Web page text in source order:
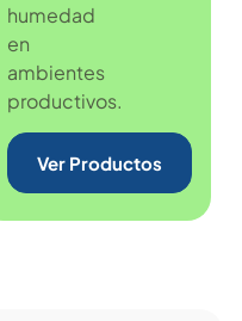
humedad
en
ambientes
productivos.
Ver Productos